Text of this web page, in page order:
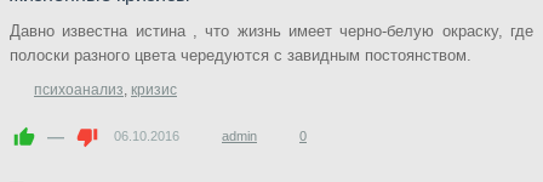
Давно известна истина , что жизнь имеет черно-белую окраску, где
полоски разного цвета чередуются с завидным постоянством.
психоанализ, кризис
— 06.10.2016 admin 0